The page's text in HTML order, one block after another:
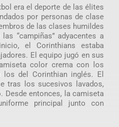
era el deporte de las élites
por personas de clase
de las clases humildes
“campiñas” adyacentes a
el Corinthians estaba
El equipo jugó en sus
color crema con los
del Corinthian inglés. El
tras los sucesivos lavados,
Desde entonces, la camiseta
principal junto con